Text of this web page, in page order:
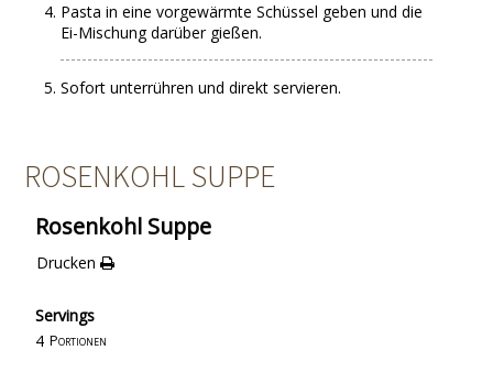
Pasta in eine vorgewärmte Schüssel geben und die
Ei-Mischung darüber gießen.
Sofort unterrühren und direkt servieren.
ROSENKOHL SUPPE
Rosenkohl Suppe
Drucken
Servings
4 Portionen